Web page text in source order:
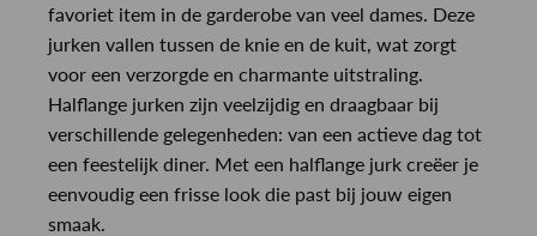
favoriet item in de garderobe van veel dames. Deze
jurken vallen tussen de knie en de kuit, wat zorgt
voor een verzorgde en charmante uitstraling.
Halflange jurken zijn veelzijdig en draagbaar bij
verschillende gelegenheden: van een actieve dag tot
een feestelijk diner. Met een halflange jurk creëer je
eenvoudig een frisse look die past bij jouw eigen
smaak.